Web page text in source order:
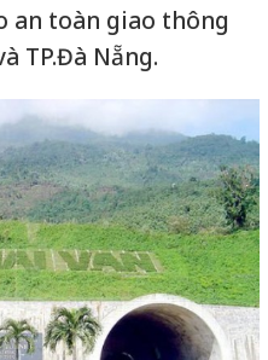
an toàn giao thông
TP.Đà Nẵng.